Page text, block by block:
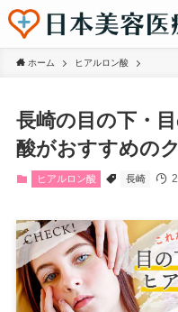
ホーム ヒアルロン酸
長崎の目の下・
酸がおすすめの
ヒアルロン酸 長崎